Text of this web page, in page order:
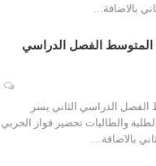
بالاضافة…
المتوسط الفصل الدراسي
الفصل الدراسي الثاني يسر
والطالبات تحضير فواز الحربي
بالاضافة…